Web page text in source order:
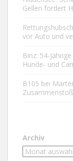
Gellen fordert
vor Auto und
Binz: 54-
Hunde- und
B105 bei
Archiv